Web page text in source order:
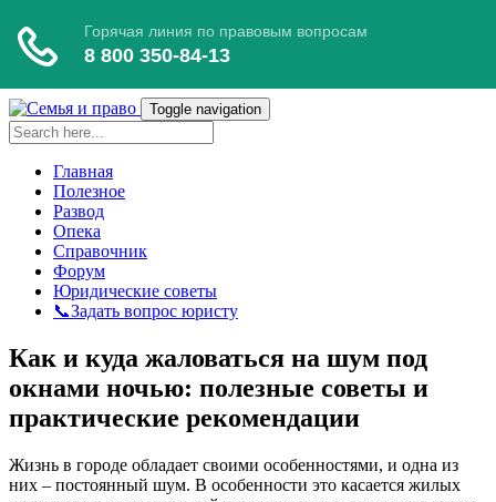
Toggle navigation
Главная
Полезное
Развод
Опека
Справочник
Форум
Юридические советы
📞Задать вопрос юристу
Как и куда жаловаться на шум под
окнами ночью: полезные советы и
практические рекомендации
Жизнь в городе обладает своими особенностями, и одна из
них – постоянный шум. В особенности это касается жилых